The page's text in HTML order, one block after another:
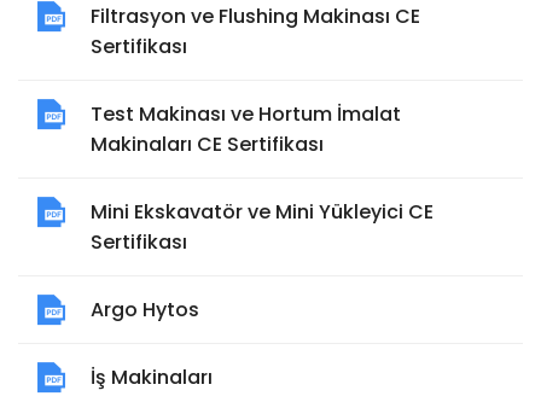
Filtrasyon ve Flushing Makinası CE
Sertifikası
Test Makinası ve Hortum İmalat
Makinaları CE Sertifikası
Mini Ekskavatör ve Mini Yükleyici CE
Sertifikası
Argo Hytos
İş Makinaları